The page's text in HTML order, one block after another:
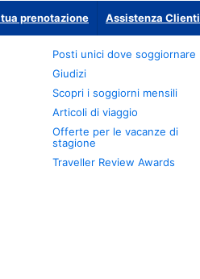
prenotazione Assistenza Clienti
Posti unici dove soggiornare
Giudizi
Scopri i soggiorni mensili
Articoli di viaggio
Offerte per le vacanze di
stagione
Traveller Review Awards